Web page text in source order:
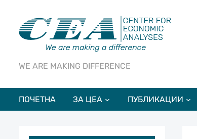
WE ARE MAKING DIFFERENCE
ПОЧЕТНА ЗА ЦЕА ПУБЛИКАЦИИ